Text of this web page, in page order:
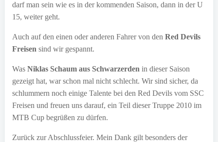
darf man sein wie es in der kommenden Saison, dann in der U
15, weiter geht.
Auch auf den einen oder anderen Fahrer von den Red Devils
Freisen sind wir gespannt.
Was Niklas Schaum aus Schwarzerden in dieser Saison
gezeigt hat, war schon mal nicht schlecht. Wir sind sicher, da
schlummern noch einige Talente bei den Red Devils vom SSC
Freisen und freuen uns darauf, ein Teil dieser Truppe 2010 im
MTB Cup begrüßen zu dürfen.
Zurück zur Abschlussfeier. Mein Dank gilt besonders der